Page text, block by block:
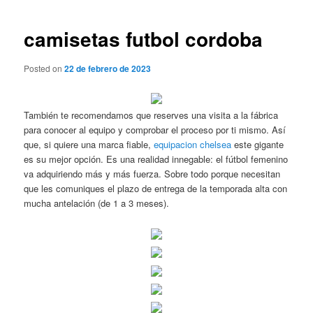
camisetas futbol cordoba
Posted on22 de febrero de 2023
También te recomendamos que reserves una visita a la fábrica
para conocer al equipo y comprobar el proceso por ti mismo. Así
que, si quiere una marca fiable,equipacion chelsea este gigante
es su mejor opción. Es una realidad innegable: el fútbol femenino
va adquiriendo más y más fuerza. Sobre todo porque necesitan
que les comuniques el plazo de entrega de la temporada alta con
mucha antelación (de 1 a 3 meses).